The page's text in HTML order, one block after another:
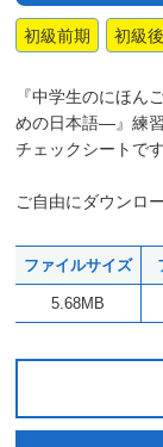
初級前期 初級
『中学生のにほん
めの日本語―』練
チェックシートです
ご自由にダウンロ
ファイルサイズ
5.68MB